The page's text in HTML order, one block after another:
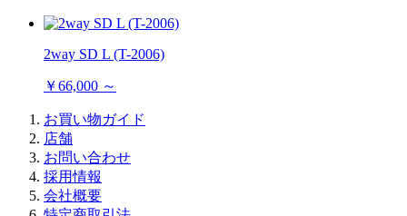
2way SD L (T-2006)
￥66,000 ～
お買い物ガイド
店舗
お問い合わせ
採用情報
会社概要